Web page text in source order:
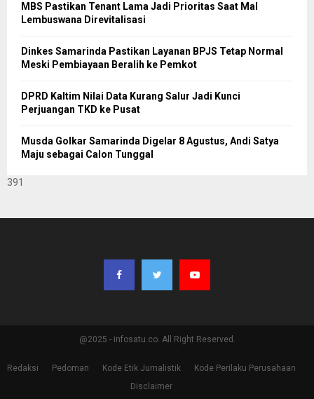
MBS Pastikan Tenant Lama Jadi Prioritas Saat Mal
Lembuswana Direvitalisasi
Dinkes Samarinda Pastikan Layanan BPJS Tetap Normal
Meski Pembiayaan Beralih ke Pemkot
DPRD Kaltim Nilai Data Kurang Salur Jadi Kunci
Perjuangan TKD ke Pusat
Musda Golkar Samarinda Digelar 8 Agustus, Andi Satya
Maju sebagai Calon Tunggal
391
@2025 - infosatu.co. All Right Reserved.
Redaksi Pedoman Kode Etik Jurnalistik
Kode Perilaku Perusahaan
Disclaimer